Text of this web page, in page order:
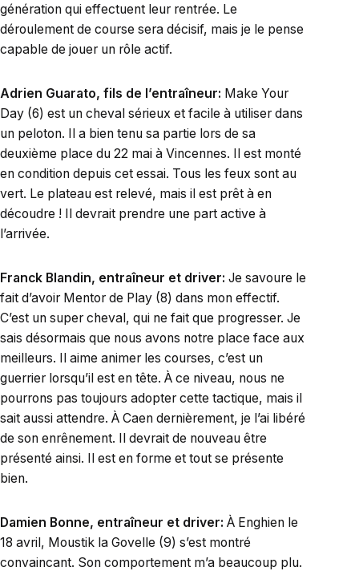
génération qui effectuent leur rentrée. Le
déroulement de course sera décisif, mais je le pense
capable de jouer un rôle actif.
Adrien Guarato, fils de l’entraîneur: Make Your
Day (6) est un cheval sérieux et facile à utiliser dans
un peloton. Il a bien tenu sa partie lors de sa
deuxième place du 22 mai à Vincennes. Il est monté
en condition depuis cet essai. Tous les feux sont au
vert. Le plateau est relevé, mais il est prêt à en
découdre ! Il devrait prendre une part active à
l’arrivée.
Franck Blandin, entraîneur et driver: Je savoure le
fait d’avoir Mentor de Play (8) dans mon effectif.
C’est un super cheval, qui ne fait que progresser. Je
sais désormais que nous avons notre place face aux
meilleurs. Il aime animer les courses, c’est un
guerrier lorsqu’il est en tête. À ce niveau, nous ne
pourrons pas toujours adopter cette tactique, mais il
sait aussi attendre. À Caen dernièrement, je l’ai libéré
de son enrênement. Il devrait de nouveau être
présenté ainsi. Il est en forme et tout se présente
bien.
Damien Bonne, entraîneur et driver: À Enghien le
18 avril, Moustik la Govelle (9) s’est montré
convaincant. Son comportement m’a beaucoup plu.